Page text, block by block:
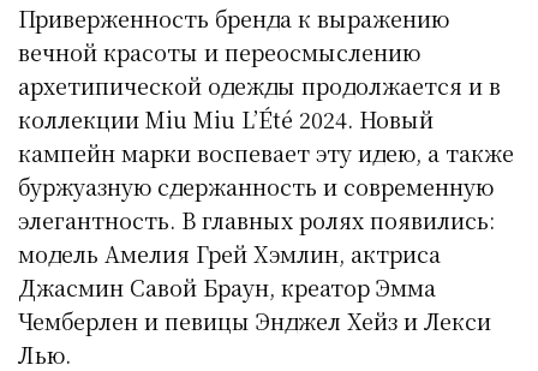
Приверженность бренда к выражению
вечной красоты и переосмыслению
архетипической одежды продолжается и в
коллекции Miu Miu L’Été 2024. Новый
кампейн марки воспевает эту идею, а также
буржуазную сдержанность и современную
элегантность. В главных ролях появились:
модель Амелия Грей Хэмлин, актриса
Джасмин Савой Браун, креатор Эмма
Чемберлен и певицы Энджел Хейз и Лекси
Лью.